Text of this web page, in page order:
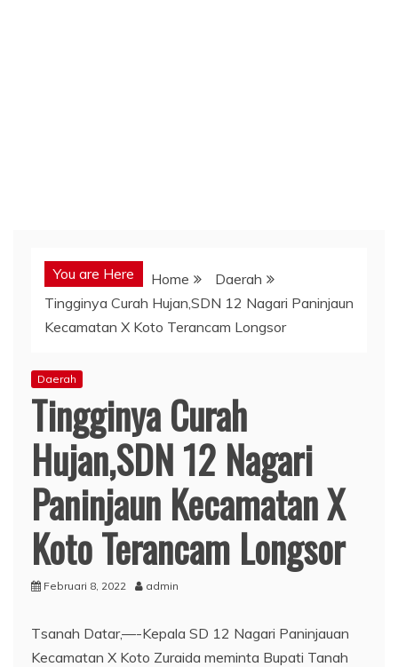
You are Here Home
Daerah
Tingginya Curah Hujan,SDN 12 Nagari Paninjaun
Kecamatan X Koto Terancam Longsor
Daerah
Tingginya Curah
Hujan,SDN 12 Nagari
Paninjaun Kecamatan X
Koto Terancam Longsor
Februari 8, 2022 admin
Tsanah Datar,—-Kepala SD 12 Nagari Paninjauan
Kecamatan X Koto Zuraida meminta Bupati Tanah